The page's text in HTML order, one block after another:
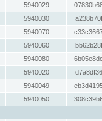
5940029
5940030
5940070
5940060
5940080
5940020
5940049
5940050